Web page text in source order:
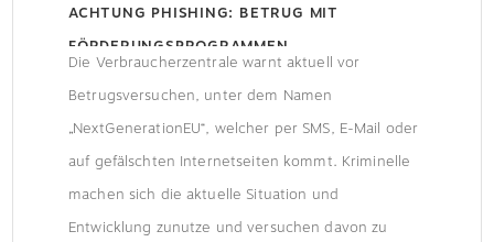
ACHTUNG PHISHING: BETRUG MIT
FÖRDERUNGSPROGRAMMEN
Die Verbraucherzentrale warnt aktuell vor
Betrugsversuchen, unter dem Namen
„NextGenerationEU“, welcher per SMS, E-Mail oder
auf gefälschten Internetseiten kommt. Kriminelle
machen sich die aktuelle Situation und
Entwicklung zunutze und versuchen davon zu